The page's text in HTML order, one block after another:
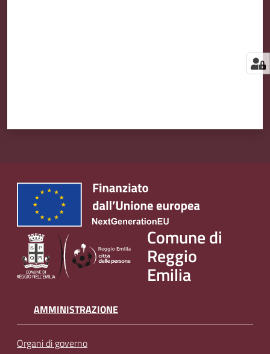
Comune di
Reggio
Emilia
AMMINISTRAZIONE
Organi di governo